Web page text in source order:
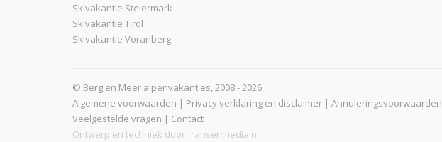
Skivakantie Steiermark
Skivakantie Tirol
Skivakantie Vorarlberg
© Berg en Meer alpenvakanties, 2008 - 2026
Algemene voorwaarden | Privacy verklaring en disclaimer | Annuleringsvoorwaarden
Veelgestelde vragen | Contact
Ontwerp en techniek door fransenmedia.nl